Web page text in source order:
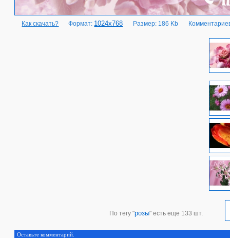
Как скачать? Формат: 1024x768 Размер: 186 Kb
По тегу "розы" есть еще 133 шт.
Оставьте комментарий.